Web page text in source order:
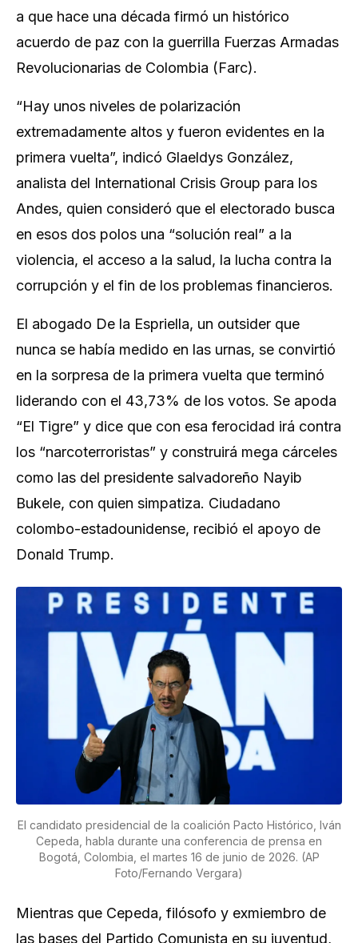
a que hace una década firmó un histórico
acuerdo de paz con la guerrilla Fuerzas Armadas
Revolucionarias de Colombia (Farc).
“Hay unos niveles de polarización
extremadamente altos y fueron evidentes en la
primera vuelta”, indicó Glaeldys González,
analista del International Crisis Group para los
Andes, quien consideró que el electorado busca
en esos dos polos una “solución real” a la
violencia, el acceso a la salud, la lucha contra la
corrupción y el fin de los problemas financieros.
El abogado De la Espriella, un outsider que
nunca se había medido en las urnas, se convirtió
en la sorpresa de la primera vuelta que terminó
liderando con el 43,73% de los votos. Se apoda
“El Tigre” y dice que con esa ferocidad irá contra
los “narcoterroristas” y construirá mega cárceles
como las del presidente salvadoreño Nayib
Bukele, con quien simpatiza. Ciudadano
colombo-estadounidense, recibió el apoyo de
Donald Trump.
El candidato presidencial de la coalición Pacto Histórico, Iván
Cepeda, habla durante una conferencia de prensa en
Bogotá, Colombia, el martes 16 de junio de 2026. (AP
Foto/Fernando Vergara)
Mientras que Cepeda, filósofo y exmiembro de
las bases del Partido Comunista en su juventud,